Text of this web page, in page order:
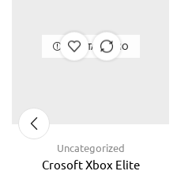
ΕΞΑΝΤΛΗΜΈΝΟ
Uncategorized
Crosoft Xbox Elite